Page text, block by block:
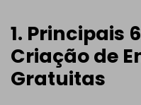
1. Principais
Criação de
Gratuitas